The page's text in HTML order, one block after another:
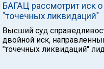
БАГАЦ рассмотрит иск о
"точечных ликвидаций"
Высший суд
двойной иск,
"точечных ликвидаций"